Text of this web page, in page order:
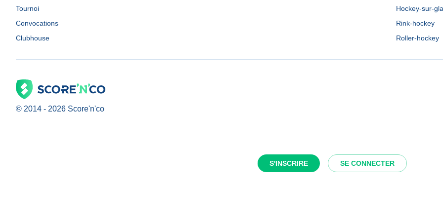
S'INSCRIRE SE CONNECTER
Tournoi
Convocations
Clubhouse
Hockey-sur-
Rink-hockey
Roller-hockey
© 2014 - 2026 Score'n'co